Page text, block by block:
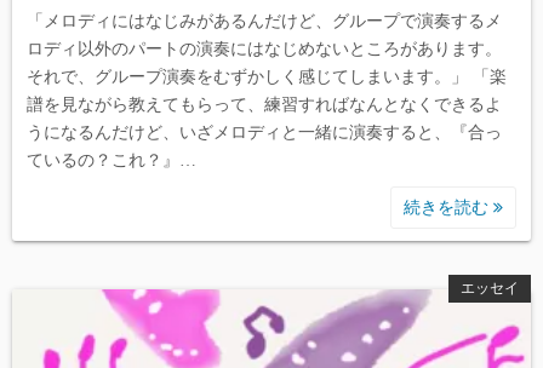
「メロディにはなじみがあるんだけど、グループで演奏するメ
ロディ以外のパートの演奏にはなじめないところがあります。
それで、グループ演奏をむずかしく感じてしまいます。」 「楽
譜を見ながら教えてもらって、練習すればなんとなくできるよ
うになるんだけど、いざメロディと一緒に演奏すると、『合っ
ているの？これ？』…
続きを読む
エッセイ